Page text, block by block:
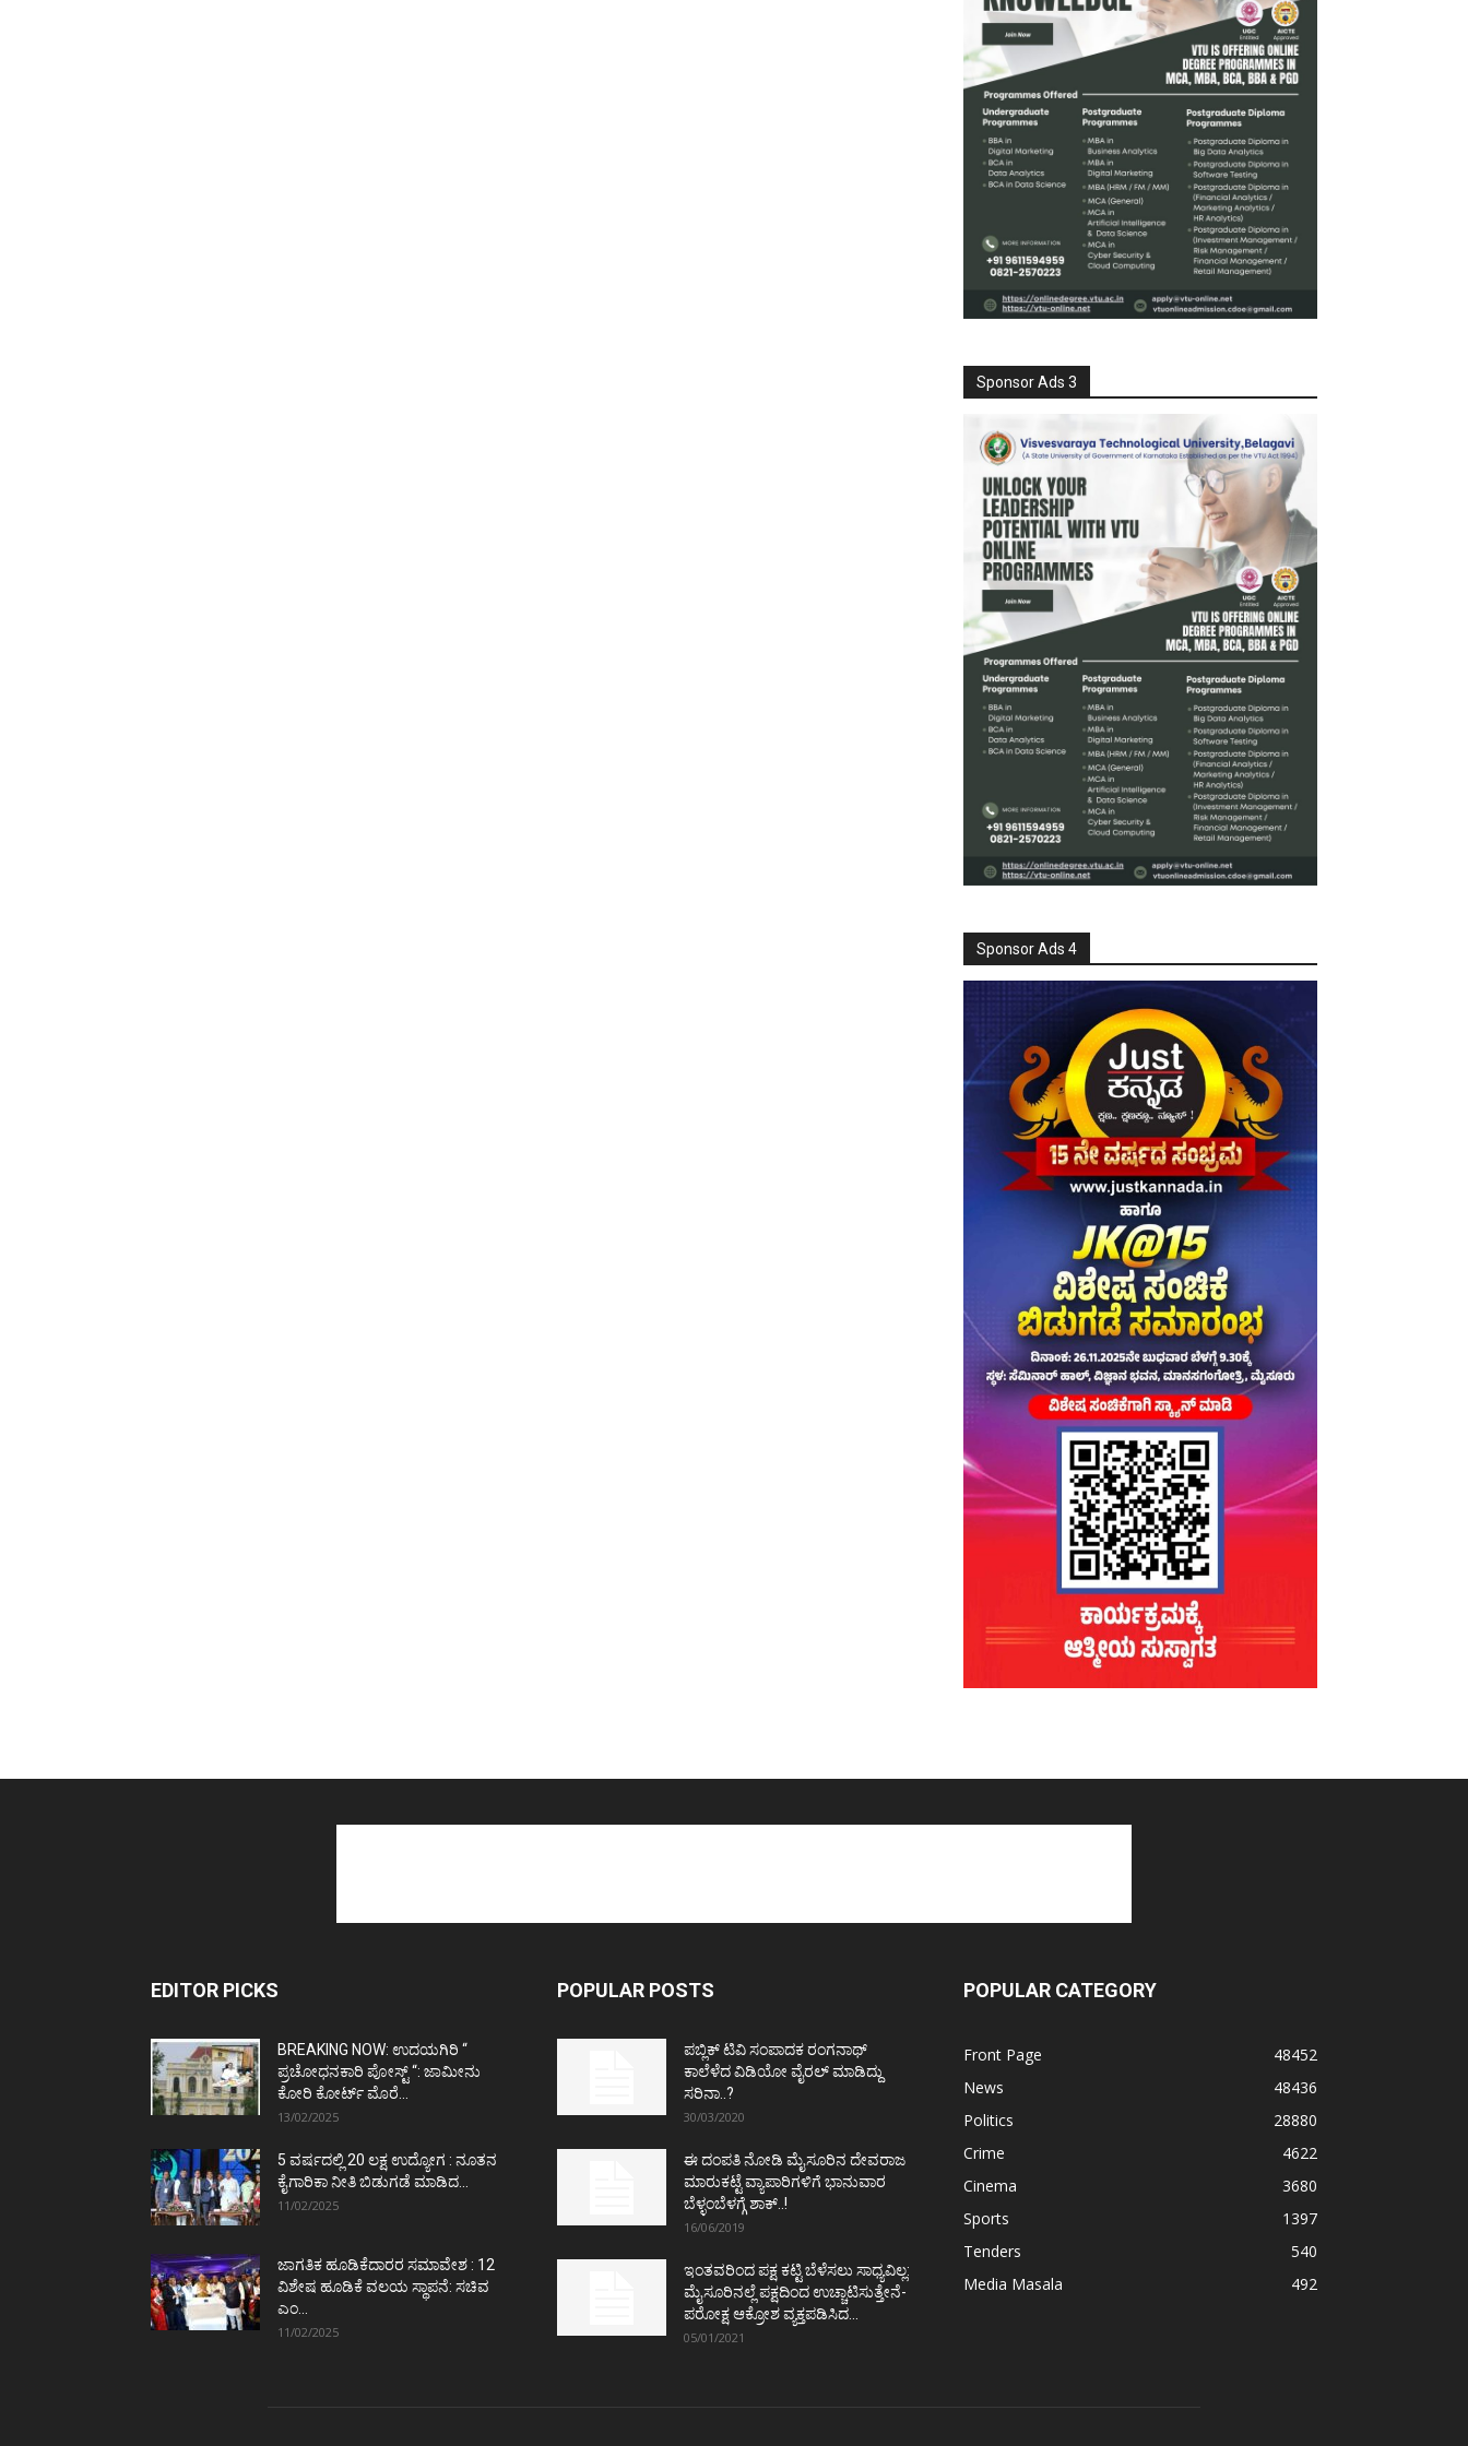
Sponsor Ads 3
Sponsor Ads 4
EDITOR PICKS
BREAKING NOW: ಉದಯಗಿರಿ “
ಪ್ರಚೋಧನಕಾರಿ ಪೋಸ್ಟ್‌ “: ಜಾಮೀನು
ಕೋರಿ ಕೋರ್ಟ್‌ ಮೊರೆ...
13/02/2025
5 ವರ್ಷದಲ್ಲಿ 20 ಲಕ್ಷ ಉದ್ಯೋಗ : ನೂತನ
ಕೈಗಾರಿಕಾ ನೀತಿ ಬಿಡುಗಡೆ ಮಾಡಿದ...
11/02/2025
ಜಾಗತಿಕ ಹೂಡಿಕೆದಾರರ ಸಮಾವೇಶ : 12
ವಿಶೇಷ ಹೂಡಿಕೆ ವಲಯ ಸ್ಥಾಪನೆ: ಸಚಿವ
ಎಂ...
11/02/2025
POPULAR POSTS
ಪಬ್ಲಿಕ್ ಟಿವಿ ಸಂಪಾದಕ ರಂಗನಾಥ್
ಕಾಲೆಳೆದ ವಿಡಿಯೋ ವೈರಲ್ ಮಾಡಿದ್ದು
ಸರಿನಾ..?
30/03/2020
ಈ ದಂಪತಿ ನೋಡಿ ಮೈಸೂರಿನ ದೇವರಾಜ
ಮಾರುಕಟ್ಟೆ ವ್ಯಾಪಾರಿಗಳಿಗೆ ಭಾನುವಾರ
ಬೆಳ್ಳಂಬೆಳಗ್ಗೆ ಶಾಕ್..!
16/06/2019
ಇಂತವರಿಂದ ಪಕ್ಷ ಕಟ್ಟಿ ಬೆಳೆಸಲು ಸಾಧ್ಯವಿಲ್ಲ:
ಮೈಸೂರಿನಲ್ಲೆ ಪಕ್ಷದಿಂದ ಉಚ್ಚಾಟಿಸುತ್ತೇನೆ-
ಪರೋಕ್ಷ ಆಕ್ರೋಶ ವ್ಯಕ್ತಪಡಿಸಿದ...
05/01/2021
POPULAR CATEGORY
Front Page
48452
News
48436
Politics
28880
Crime
4622
Cinema
3680
Sports
1397
Tenders
540
Media Masala
492